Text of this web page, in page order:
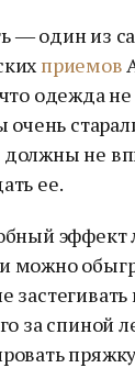
― один из
приемов
одежда
очень
не
ее.
эффект
можно
застегивать
за спиной